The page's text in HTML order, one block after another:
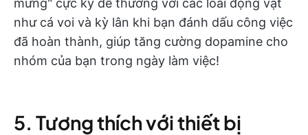
mừng" cực kỳ dễ thương với các loài động vật
như cá voi và kỳ lân khi bạn đánh dấu công việc
đã hoàn thành, giúp tăng cường dopamine cho
nhóm của bạn trong ngày làm việc!
5. Tương thích với thiết bị